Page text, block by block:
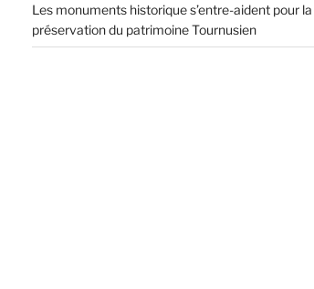
Les monuments historique s’entre-aident pour la
préservation du patrimoine Tournusien